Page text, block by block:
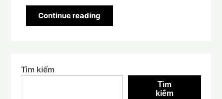
Continue reading
Tìm kiếm
Tìm
kiếm